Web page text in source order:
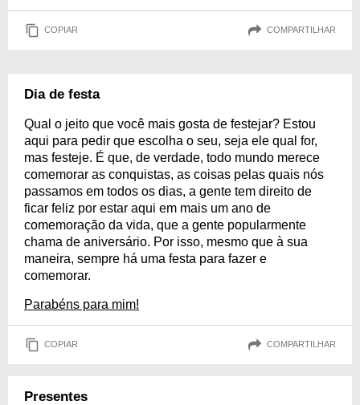
COPIAR COMPARTILHAR
Dia de festa
Qual o jeito que você mais gosta de festejar? Estou
aqui para pedir que escolha o seu, seja ele qual for,
mas festeje. É que, de verdade, todo mundo merece
comemorar as conquistas, as coisas pelas quais nós
passamos em todos os dias, a gente tem direito de
ficar feliz por estar aqui em mais um ano de
comemoração da vida, que a gente popularmente
chama de aniversário. Por isso, mesmo que à sua
maneira, sempre há uma festa para fazer e
comemorar.
Parabéns para mim!
COPIAR COMPARTILHAR
Presentes